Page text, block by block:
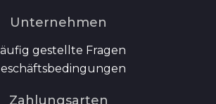
Unternehmen
gestellte Fragen
Zahlungsarten